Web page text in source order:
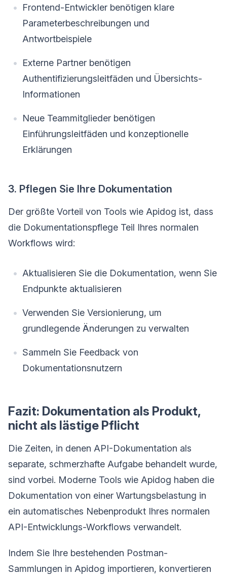
Frontend-Entwickler benötigen klare
Parameterbeschreibungen und
Antwortbeispiele
Externe Partner benötigen
Authentifizierungsleitfäden und Übersichts-
Informationen
Neue Teammitglieder benötigen
Einführungsleitfäden und konzeptionelle
Erklärungen
3. Pflegen Sie Ihre Dokumentation
Der größte Vorteil von Tools wie Apidog ist, dass
die Dokumentationspflege Teil Ihres normalen
Workflows wird:
Aktualisieren Sie die Dokumentation, wenn Sie
Endpunkte aktualisieren
Verwenden Sie Versionierung, um
grundlegende Änderungen zu verwalten
Sammeln Sie Feedback von
Dokumentationsnutzern
Fazit: Dokumentation als Produkt,
nicht als lästige Pflicht
Die Zeiten, in denen API-Dokumentation als
separate, schmerzhafte Aufgabe behandelt wurde,
sind vorbei. Moderne Tools wie Apidog haben die
Dokumentation von einer Wartungsbelastung in
ein automatisches Nebenprodukt Ihres normalen
API-Entwicklungs-Workflows verwandelt.
Indem Sie Ihre bestehenden Postman-
Sammlungen in Apidog importieren, konvertieren